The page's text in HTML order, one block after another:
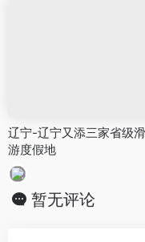
辽宁-辽宁又添三家省级
游度假地
暂无评论